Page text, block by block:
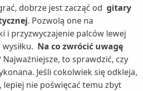
dobrze jest zacząć od gitary
. Pozwolą one na
i przyzwyczajenie palców lewej
Na co zwrócić uwagę
Najważniejsze, to sprawdzić, czy
Jeśli cokolwiek się odkleja,
lepiej nie poświęcać temu zbyt